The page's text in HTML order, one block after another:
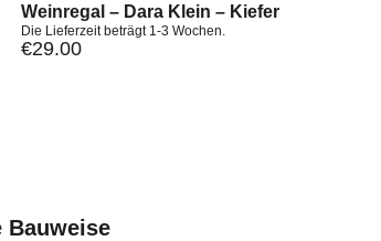
Weinregal – Dara Klein – Kiefer
Die Lieferzeit beträgt 1-3 Wochen.
€29.00
Bauweise